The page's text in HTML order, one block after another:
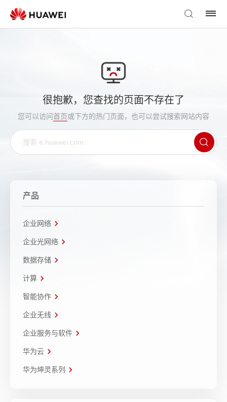
很抱歉，您查找的页面不存在了
您可以访问首页或下方的热门页面，也可以尝试搜索网站内容
产品
企业网络
企业光网络
数据存储
计算
智能协作
企业无线
企业服务与软件
华为云
华为坤灵系列